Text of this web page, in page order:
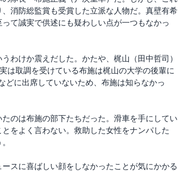
消防総監賞も受賞した立派な人物だ。真壁有希
て誠実で供述にも疑わしい点が一つもなかっ
けか震えだした。かたや、梶山（田中哲司）
は取調を受けている布施は梶山の大学の後輩に
どに出席していないため、布施は知らなかっ
のは布施の部下たちだった。滑車を手にしてい
をよく言わない。救助した女性をナンパした
スに喜ばしい顔をしなかったことが気にかかる